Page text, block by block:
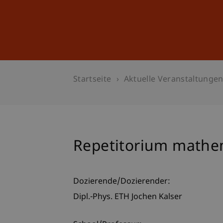
Startseite Aktuelle Veranstaltungen
Repetitorium
Dozierende/Dozierender:
Dipl.-Phys. ETH Jochen Kalser